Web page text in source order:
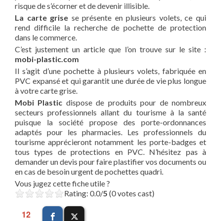
risque de s’écorner et de devenir illisible.
La carte grise se présente en plusieurs volets, ce qui
rend difficile la recherche de pochette de protection
dans le commerce.
C’est justement un article que l’on trouve sur le site :
mobi-plastic.com
Il s’agit d’une pochette à plusieurs volets, fabriquée en
PVC expansé et qui garantit une durée de vie plus longue
à votre carte grise.
Mobi Plastic dispose de produits pour de nombreux
secteurs professionnels allant du tourisme à la santé
puisque la société propose des porte-ordonnances
adaptés pour les pharmacies. Les professionnels du
tourisme apprécieront notamment les porte-badges et
tous types de protections en PVC. N’hésitez pas à
demander un devis pour faire plastifier vos documents ou
en cas de besoin urgent de pochettes quadri.
Vous jugez cette fiche utile ?
Rating: 0.0/5 (0 votes cast)
12